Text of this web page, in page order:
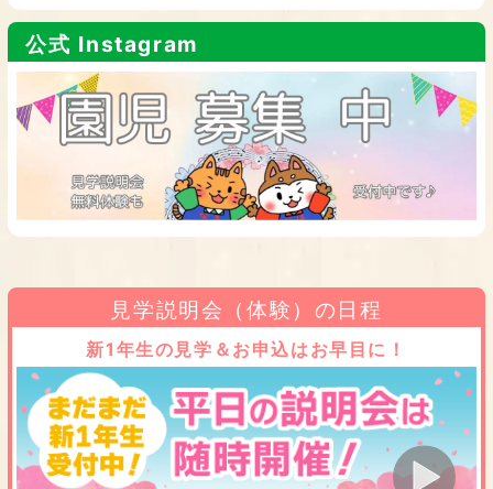
公式 Instagram
見学説明会（体験）の日程
新1年生の見学＆お申込はお早目に！